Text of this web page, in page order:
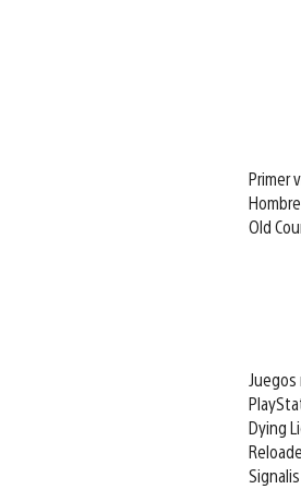
Primer
Old
Dying
Signalis